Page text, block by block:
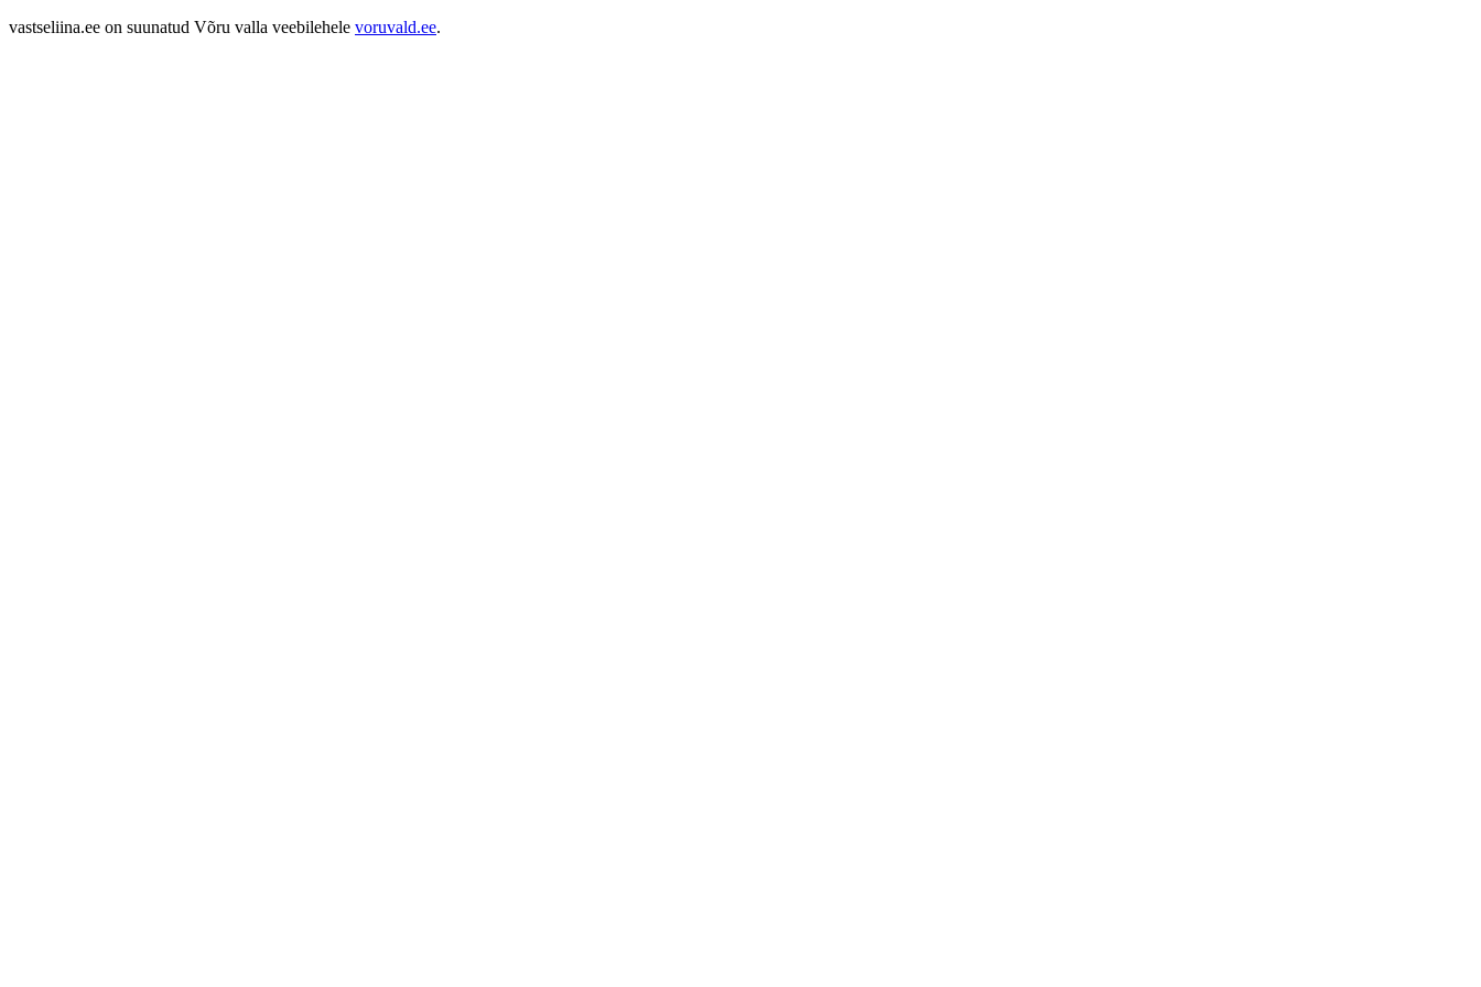
vastseliina.ee on suunatud Võru valla veebilehele voruvald.ee.